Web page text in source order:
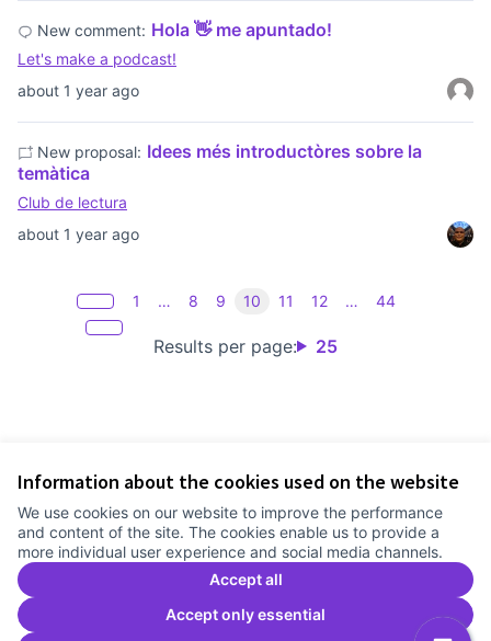
Information about the cookies used on the website
We use cookies on our website to improve the performance
and content of the site. The cookies enable us to provide a
more individual user experience and social media channels.
Accept all
Accept only essential
about 1 year ago
New comment: Hola 👋 me apuntado!
Let's make a podcast!
about 1 year ago
New proposal: Idees més introductòres sobre la
temàtica
Club de lectura
Results per page: 25
1 … 8 9 10 11 12 … 44
Cookie settings
Comunitat Canòdrom at Facebook
(External link)
Comunitat Canòdrom at Instagram
(External link)
Comunitat Canòdrom at YouTube
(External link)
English
Triar la llenguaElegir el idiomaChoose language